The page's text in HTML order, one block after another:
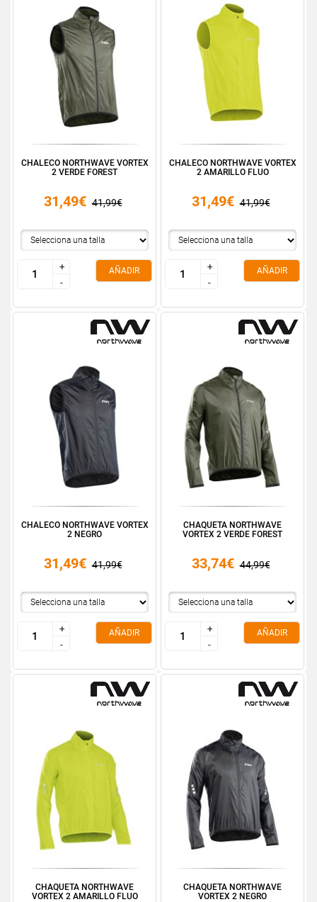
CHALECO NORTHWAVE VORTEX
2 VERDE FOREST
31,49€ 41,99€
+
-
+
-
AÑADIR
CHALECO NORTHWAVE VORTEX
2 AMARILLO FLUO
31,49€ 41,99€
+
-
+
-
AÑADIR
CHALECO NORTHWAVE VORTEX
2 NEGRO
31,49€ 41,99€
+
-
+
-
AÑADIR
CHAQUETA NORTHWAVE
VORTEX 2 VERDE FOREST
33,74€ 44,99€
+
-
+
-
AÑADIR
CHAQUETA NORTHWAVE
VORTEX 2 AMARILLO FLUO
CHAQUETA NORTHWAVE
VORTEX 2 NEGRO